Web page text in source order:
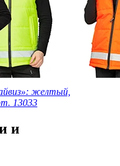
желтый,
13033
и